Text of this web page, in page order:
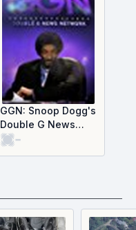
GGN: Snoop Dogg's
Double G News
Network
-